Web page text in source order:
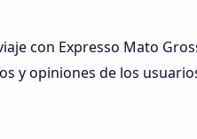
con Expresso Mato
y opiniones de los